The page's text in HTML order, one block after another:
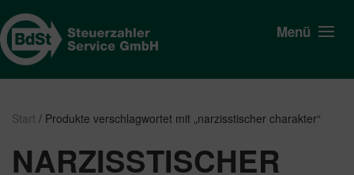
Menü
Start / Produkte verschlagwortet mit „narzisstischer charakter“
NARZISSTISCHER